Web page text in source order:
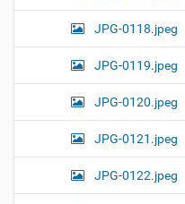
JPG-0118.jpeg
JPG-0119.jpeg
JPG-0120.jpeg
JPG-0121.jpeg
JPG-0122.jpeg